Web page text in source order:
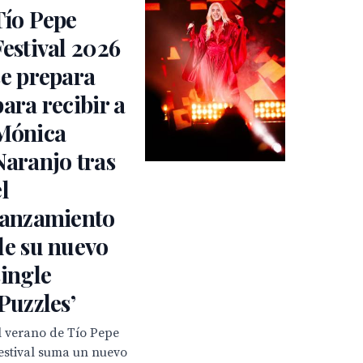
Pepe
2026
prepara
recibir a
tras
su nuevo
verano de Tío Pepe
suma un nuevo